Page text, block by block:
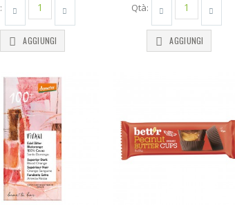
AGGIUNGI
Qtà:
AGGIUNGI